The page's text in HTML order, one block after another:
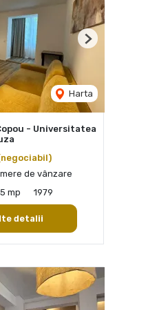
Harta
Next
- Universitatea
de vânzare
mp 1979
detalii